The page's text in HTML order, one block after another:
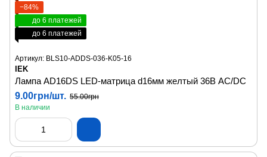
−84%
до 6 платежей
до 6 платежей
Артикул: BLS10-ADDS-036-K05-16
IEK
Лампа AD16DS LED-матрица d16мм желтый 36В AC/DC
9.00грн/шт. 55.00грн
В наличии